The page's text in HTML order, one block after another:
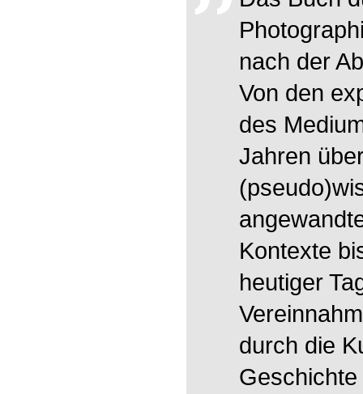
nach der
Von den
des
Jahren
Kontexte
heutiger
durch die